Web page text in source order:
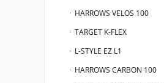
HARROWS VELOS 100
TARGET K-FLEX
L-STYLE EZ L1
HARROWS CARBON 100